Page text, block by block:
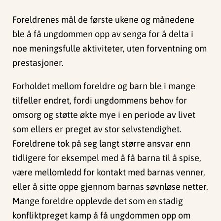
Foreldrenes mål de første ukene og månedene
ble å få ungdommen opp av senga for å delta i
noe meningsfulle aktiviteter, uten forventning om
prestasjoner.
Forholdet mellom foreldre og barn ble i mange
tilfeller endret, fordi ungdommens behov for
omsorg og støtte økte mye i en periode av livet
som ellers er preget av stor selvstendighet.
Foreldrene tok på seg langt større ansvar enn
tidligere for eksempel med å få barna til å spise,
være mellomledd for kontakt med barnas venner,
eller å sitte oppe gjennom barnas søvnløse netter.
Mange foreldre opplevde det som en stadig
konfliktpreget kamp å få ungdommen opp om